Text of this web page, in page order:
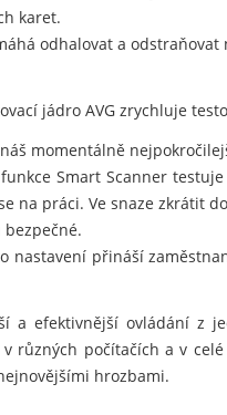
karet.
odhalovat a
jádro AVG zrychluje
náš momentálně
Smart Scanner
na práci. Ve snaze zkrátit
nastavení přináší
a efektivnější ovládání z
v různých počítačích a v
hrozbami.